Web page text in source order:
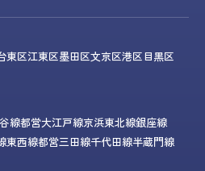
東区江東区墨田区文京区港区目黒区
線都営大江戸線京浜東北線銀座線
東西線都営三田線千代田線半蔵門線